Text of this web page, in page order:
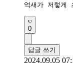
억새가 저렇게
0
답글 쓰기
2024.09.05